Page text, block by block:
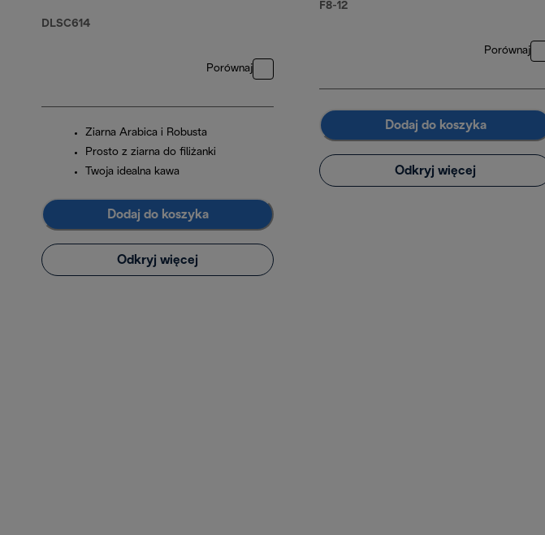
Robusta, 250g
DLSC614
Porównaj
Ziarna Arabica i Robusta
Prosto z ziarna do filiżanki
Twoja idealna kawa
Dodaj do koszyka
Odkryj więcej
F8-12
Porównaj
Dodaj do koszyka
Odkryj więcej